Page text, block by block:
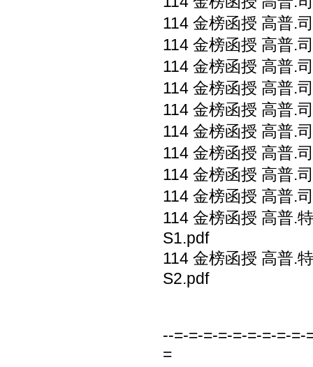
114 金榜函授 高普.
114 金榜函授 高普.
114 金榜函授 高普.
114 金榜函授 高普.
114 金榜函授 高普.
114 金榜函授 高普.
114 金榜函授 高普.
114 金榜函授 高普.
114 金榜函授 高普.
114 金榜函授 高普.
S1.pdf
114 金榜函授 高普.
S2.pdf
--=-=-=-=-=-=-=-=-=-
=